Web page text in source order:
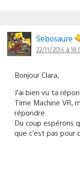
Sebosaure
22/11/2016 à
Bonjour Clara,
J’ai bien vu ta
Time Machine VR,
répondre.
Du coup espérons
que c’est pas pour